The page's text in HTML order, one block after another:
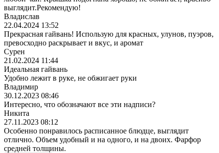
выглядит.Рекомендую!
Владислав
22.04.2024 13:52
Прекрасная гайвань! Использую для красных, улунов, пуэров,
превосходно раскрывает и вкус, и аромат
Сурен
21.02.2024 11:44
Идеальная гайвань
Удобно лежит в руке, не обжигает руки
Владимир
30.12.2023 08:46
Интересно, что обозначают все эти надписи?
Никита
27.11.2023 08:12
Особенно понравилось расписанное блюдце, выглядит
отлично. Объем удобный и на одного, и на двоих. Фарфор
средней толщины.